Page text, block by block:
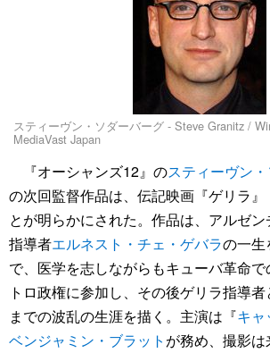
スティーヴン・ソダーバーグ - Steve Granitz /
MediaVast Japan
『オーシャンズ12』のスティーヴン
の次回監督作品は、伝記映画『ゲリラ』
とが明らかにされた。作品は、アルゼ
指導者エルネスト・チェ・ゲバラの一生
で、医学を志しながらもキューバ革命
トロ政権に参加し、その後ゲリラ指導
までの波乱の生涯を描く。主演は『キャ
ベンジャミン・ブラット が務め、撮影